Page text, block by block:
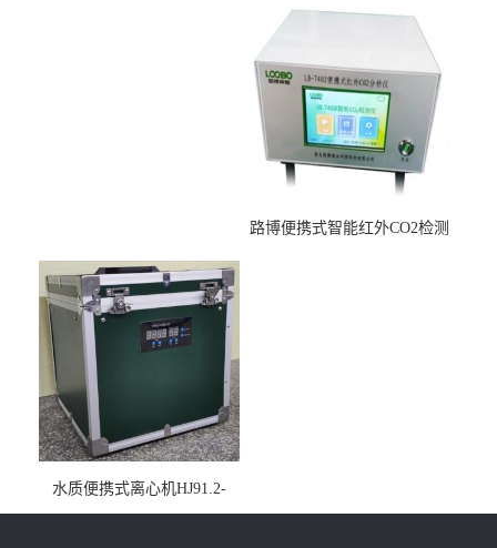
路博便携式智能红外CO2检测
水质便携式离心机HJ91.2-
2022地表水总磷监测内置有